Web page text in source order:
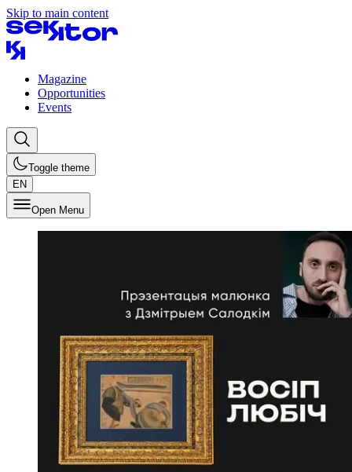
Skip to main content
Magazine
Opportunities
Events
Toggle theme
EN
Open Menu